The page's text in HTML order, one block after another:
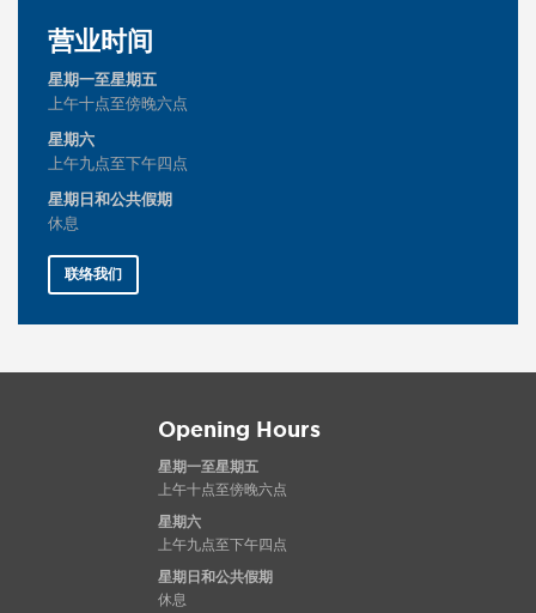
营业时间
星期一至星期五
上午十点至傍晚六点
星期六
上午九点至下午四点
星期日和公共假期
休息
联络我们
Opening Hours
星期一至星期五
上午十点至傍晚六点
星期六
上午九点至下午四点
星期日和公共假期
休息